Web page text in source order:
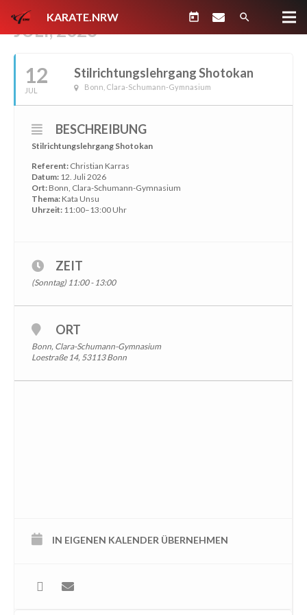
KARATE.NRW today search
JULI, 2026
12
JUL
Stilrichtungslehrgang Shotokan
Bonn, Clara-Schumann-Gymnasium
BESCHREIBUNG
Stilrichtungslehrgang Shotokan
Referent: Christian Karras
Datum: 12. Juli 2026
Ort: Bonn, Clara-Schumann-Gymnasium
Thema: Kata Unsu
Uhrzeit: 11:00–13:00 Uhr
ZEIT
(Sonntag) 11:00 - 13:00
ORT
Bonn, Clara-Schumann-Gymnasium
Loestraße 14, 53113 Bonn
IN EIGENEN KALENDER ÜBERNEHMEN